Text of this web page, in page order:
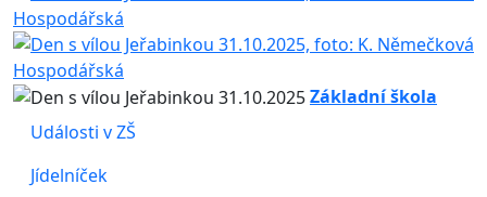
Základní škola
Události v ZŠ
Jídelníček